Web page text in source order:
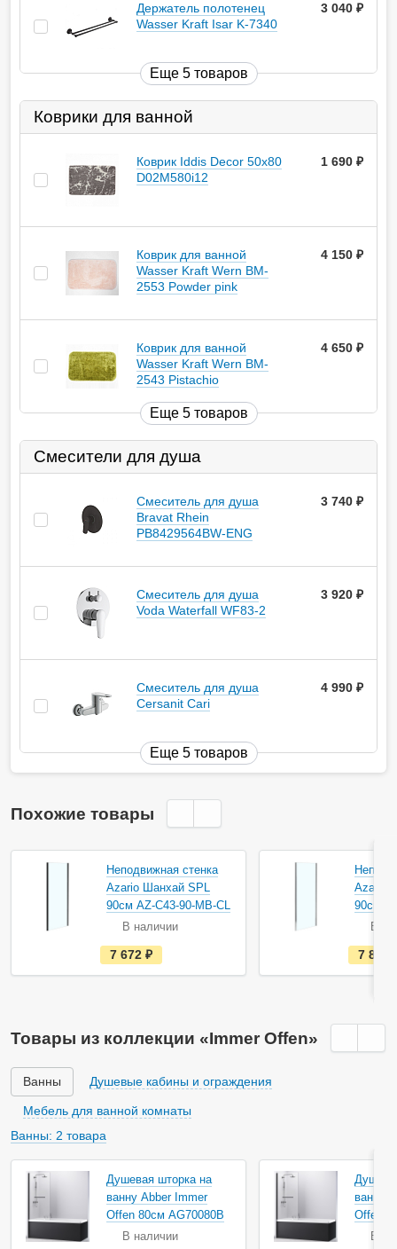
Держатель полотенец
Wasser Kraft Isar K-7340
3 040
Еще 5 товаров
Коврики для ванной
Коврик Iddis Decor 50х80
D02M580i12
1 690
Коврик для ванной
Wasser Kraft Wern BM-
2553 Powder pink
4 150
Коврик для ванной
Wasser Kraft Wern BM-
2543 Pistachio
4 650
Еще 5 товаров
Смесители для душа
Смеситель для душа
Bravat Rhein
PB8429564BW-ENG
3 740
Смеситель для душа
Voda Waterfall WF83-2
3 920
Смеситель для душа
Cersanit Cari
4 990
Еще 5 товаров
Похожие товары
Неподвижная стенка
Azario Шанхай SPL
90см AZ-C43-90-MB-CL
В наличии
е
с
т
л
и
и
7 672
Azario
90см
В
7 868
Товары из коллекции «Immer Offen»
Ванны Душевые кабины и ограждения
Мебель для ванной комнаты
Ванны: 2 товара
Душевая шторка на
ванну Abber Immer
Offen 80см AG70080B
В наличии
ванну
Offen
В